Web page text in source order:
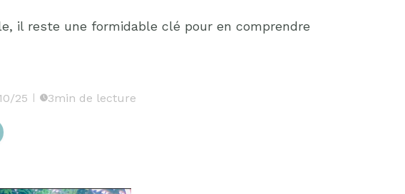
il reste une formidable clé pour en comprendre
25 3min de lecture